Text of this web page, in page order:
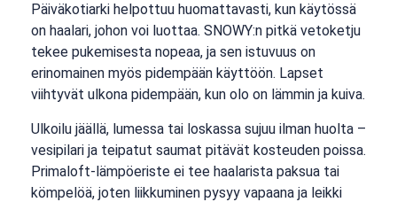
Päiväkotiarki helpottuu huomattavasti, kun käytössä
on haalari, johon voi luottaa. SNOWY:n pitkä vetoketju
tekee pukemisesta nopeaa, ja sen istuvuus on
erinomainen myös pidempään käyttöön. Lapset
viihtyvät ulkona pidempään, kun olo on lämmin ja kuiva.
Ulkoilu jäällä, lumessa tai loskassa sujuu ilman huolta –
vesipilari ja teipatut saumat pitävät kosteuden poissa.
Primaloft-lämpöeriste ei tee haalarista paksua tai
kömpelöä, joten liikkuminen pysyy vapaana ja leikki